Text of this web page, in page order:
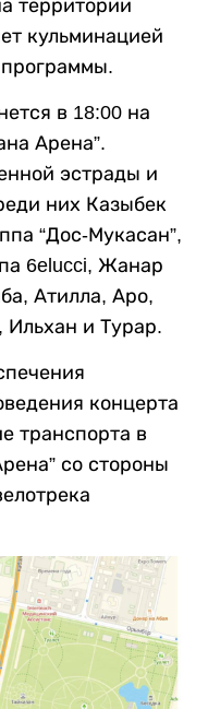
территории
кульминацией
в 18:00 на
Арена”.
эстрады и
них Казыбек
“Дос-Мукасан”,
6elucci, Жанар
Атилла, Аро,
и Турар.
концерта
транспорта в
со стороны